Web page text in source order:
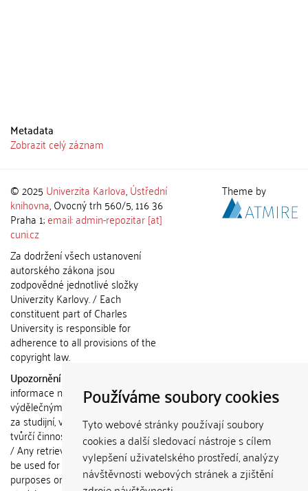
Používáme soubory cookies
Tyto webové stránky používají soubory
cookies a další sledovací nástroje s cílem
vylepšení uživatelského prostředí, analýzy
návštěvnosti webových stránek a zjištění
Metadata
Zobrazit celý záznam
© 2025 Univerzita Karlova,Ústřední
knihovna, Ovocný trh 560/5, 116 36
Praha 1;email: admin-repozitar [at]
cuni.cz
Za dodržení všech ustanovení
autorského zákona jsou
zodpovědné jednotlivé složky
Univerzity Karlovy. / Each
constituent part of Charles
University is responsible for
adherence to all provisions of the
copyright law.
Upozornění / Notice:
informace nemohou být použity k
výdělečným účelům nebo vydávány
za studijní, vědeckou nebo jinou
tvůrčí činnost jiné osoby než autora.
/ Any retrieved information shall not
be used for any commercial
purposes or claimed as results of
Theme by